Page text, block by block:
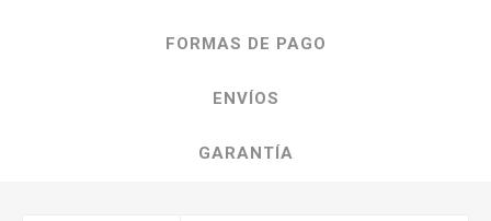
FORMAS DE PAGO
ENVÍOS
GARANTÍA